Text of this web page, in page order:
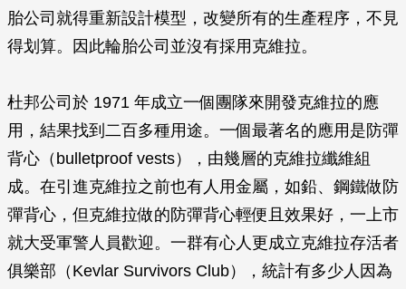
胎公司就得重新設計模型，改變所有的生產程序，不見
得划算。因此輪胎公司並沒有採用克維拉。
杜邦公司於 1971 年成立一個團隊來開發克維拉的應
用，結果找到二百多種用途。一個最著名的應用是防彈
背心（bulletproof vests），由幾層的克維拉纖維組
成。在引進克維拉之前也有人用金屬，如鉛、鋼鐵做防
彈背心，但克維拉做的防彈背心輕便且效果好，一上市
就大受軍警人員歡迎。一群有心人更成立克維拉存活者
俱樂部（Kevlar Survivors Club），統計有多少人因為